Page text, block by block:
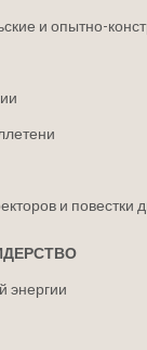
и опытно-
и повестки
энергии